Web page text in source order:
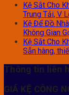
Kệ Sắt Cho
Trung Tải, V
Kệ Để Đồ
Không Gian
Kệ Sắt Cho
Sẵn hàng,
Thông tin liên
GIÁ KỆ CÔNG